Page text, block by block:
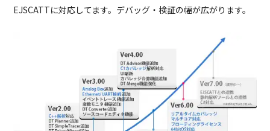
EJSCATTに対応してます。デバッグ・検証の幅が広がります。